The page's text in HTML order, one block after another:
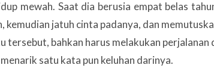
mewah. Saat dia berusia empat belas
kemudian jatuh cinta padanya, dan
tersebut, bahkan harus melakukan perjalanan
satu kata pun keluhan darinya.